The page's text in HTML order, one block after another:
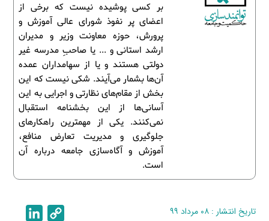
بر کسی پوشیده نیست که برخی از
اعضای پر نفوذ شورای عالی آموزش و
پرورش، حوزه معاونت وزیر و مدیران
ارشد استانی و ... یا صاحبِ مدرسه غیر
دولتی هستند و یا از سهامداران عمده
آن‌ها بشمار می‌آیند. شکی نیست که این
بخش از مقام‌های نظارتی و اجرایی به این
آسانی‌ها از این بخشنامه استقبال
نمی‌کنند. یکی از مهمترین راهکارهای
جلوگیری و مدیریت تعارض منافع،
آموزش و آگاه‌سازی جامعه درباره آن
است.
تاریخ انتشار : ۰۸ مرداد ۹۹